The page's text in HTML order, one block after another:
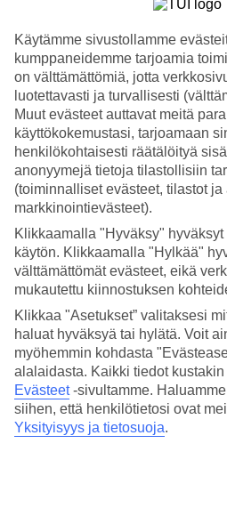
Jos etsit halpaa matkaa, jonka
majoitus, katso kaikkiTUIn äkkilähdöt.
Pelkät lennot – meno-
Varaa pelkät lennot lämpimään –
Valitse lähtölentokenttä ja kohde
Hintaan saattaa tulla muutoksia
hinta vahvistuu vasta varauksen
varausnumeron.
Yhdensuuntaiset
Varaa yhdensuuntaiset lennot
lomalennolla.
Hintaan saattaa tulla muutoksia
hinta vahvistuu vasta varauksen
varausnumeron.
Usein kysyttyjä
Miten varaan pelkän lennon?
Käytämme sivustollamme
kumppaneidemme tarjoamia
on välttämättömiä, jotta
luotettavasti ja turvallisesti
Muut evästeet auttavat meitä
käyttökokemustasi, tarjoamaan
henkilökohtaisesti räätälöityä
anonyymejä tietoja tilastollisiin
(toiminnalliset evästeet, tilastot
markkinointievästeet).
Klikkaamalla "Hyväksy"
käytön. Klikkaamalla "Hylkää"
välttämättömät evästeet, eikä
mukautettu kiinnostuksen
Klikkaa "Asetukset” valitaksesi
haluat hyväksyä tai hylätä. Voit
myöhemmin kohdasta
alalaidasta. Kaikki tiedot
Evästeet-sivultamme.
siihen, että henkilötietosi ovat
Yksityisyys ja tietosuoja.